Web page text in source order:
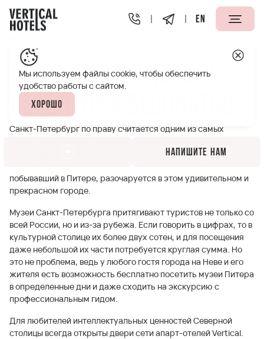
EN
Апарт-отели Vertical Как
Как попасть в музеи
Петербурга бесплатно
Санкт-Петербург по праву считается одним из самых
особенный. Этот мегаполис – сердце истории, культуры,
побывавший в Питере, разочаруется в этом удивительном и
прекрасном городе.
Музеи Санкт-Петербурга притягивают туристов не только со
всей России, но и из-за рубежа. Если говорить в цифрах, то в
культурной столице их более двух сотен, и для посещения
даже небольшой их части потребуется круглая сумма. Но
это не проблема, ведь у любого гостя города на Неве и его
жителя есть возможность бесплатно посетить музеи Питера
в определенные дни и даже сходить на экскурсию с
профессиональным гидом.
Для любителей интеллектуальных ценностей Северной
столицы всегда открыты двери сети апарт-отелей Vertical.
Мы используем файлы cookie, чтобы обеспечить
удобство работы с сайтом.
Хорошо
Напишите нам